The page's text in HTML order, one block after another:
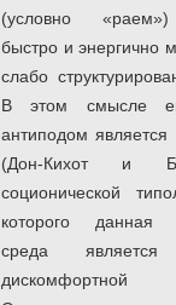
(условно
быстро и энергично
слабо
В этом смысле
антиподом
(Дон-Кихот и
соционической
которого данная
среда является
дискомфортной